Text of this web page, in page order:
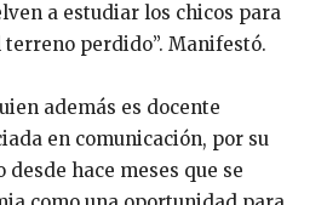
a estudiar los chicos para
perdido”. Manifestó.
además es docente
en comunicación, por su
hace meses que se